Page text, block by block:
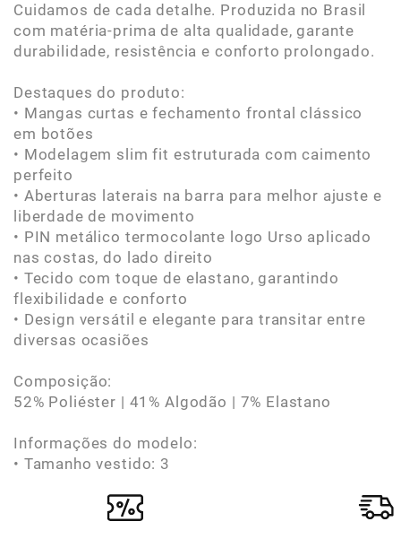
Cuidamos de cada detalhe. Produzida no Brasil
com matéria-prima de alta qualidade, garante
durabilidade, resistência e conforto prolongado.
Destaques do produto:
• Mangas curtas e fechamento frontal clássico
em botões
• Modelagem slim fit estruturada com caimento
perfeito
• Aberturas laterais na barra para melhor ajuste e
liberdade de movimento
• PIN metálico termocolante logo Urso aplicado
nas costas, do lado direito
• Tecido com toque de elastano, garantindo
flexibilidade e conforto
• Design versátil e elegante para transitar entre
diversas ocasiões
Composição:
52% Poliéster | 41% Algodão | 7% Elastano
Informações do modelo:
• Tamanho vestido: 3